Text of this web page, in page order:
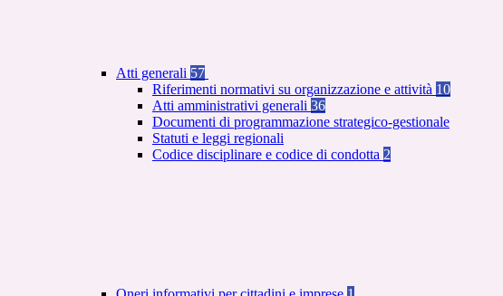
Atti generali 57
Riferimenti normativi su organizzazione e attività 10
Atti amministrativi generali 36
Documenti di programmazione strategico-gestionale
Statuti e leggi regionali
Codice disciplinare e codice di condotta 2